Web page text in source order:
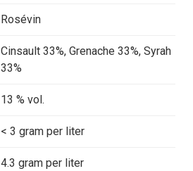
Rosévin
Cinsault 33%, Grenache 33%, Syrah
33%
13 % vol.
< 3 gram per liter
4.3 gram per liter